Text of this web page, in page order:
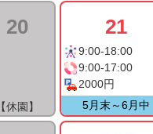
20
【休園】
21
9:00-18:00
9:00-17:00
2000円
5月末～6月中